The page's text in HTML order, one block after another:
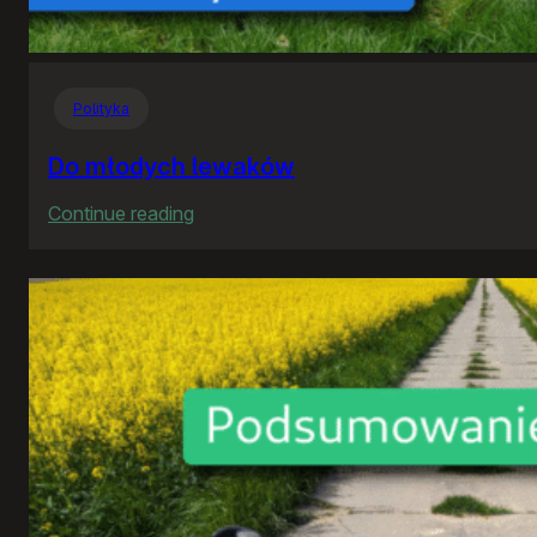
Polityka
Do młodych lewaków
Continue reading
młodych
lewaków